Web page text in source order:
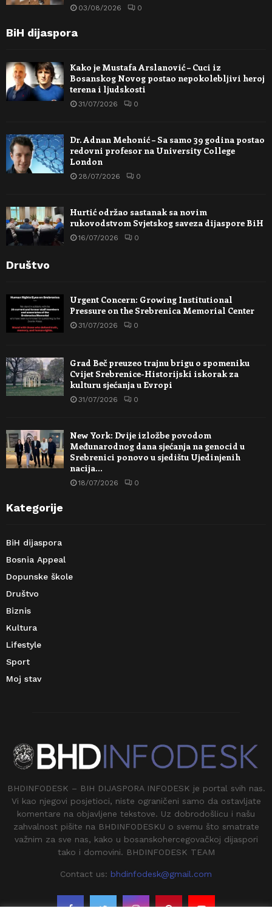
03/08/2026 0
BiH dijaspora
Kako je Mustafa Arslanović – Cuci iz
Bosanskog Novog postao nepokolebljivi heroj
terena i ljudskosti
31/07/2026 0
Dr. Adnan Mehonić – Sa samo 39 godina postao
redovni profesor na University College
London
28/07/2026 0
Hurtić održao sastanak sa novim
rukovodstvom Svjetskog saveza dijaspore BiH
16/07/2026 0
Društvo
Urgent Concern: Growing Institutional
Pressure on the Srebrenica Memorial Center
31/07/2026 0
Grad Beč preuzeo trajnu brigu o spomeniku
Cvijet Srebrenice-Historijski iskorak za
kulturu sjećanja u Evropi
31/07/2026 0
New York: Dvije izložbe povodom
Međunarodnog dana sjećanja na genocid u
Srebrenici ponovo u sjedištu Ujedinjenih
nacija…
18/07/2026 0
Kategorije
BiH dijaspora
Bosnia Appeal
Dopunske škole
Društvo
Biznis
Kultura
Lifestyle
Sport
Moj stav
BHDINFODESK – BIH DIJASPORA INFODESK je portal svih nas.
Vi kao njegovi posjetioci, niste ograničeni samo da ostavljate
komentare na objavljene tekstove. Uz dobrodošlicu i našu
zahvalnost pišite na BHDINFODESKU o svemu što smatrate
važnim za sve nas, kako u bosanskohercegovačkoj dijaspori
tako i domovini. BHDINFODESK TEAM
Contact us: bhdinfodesk@gmail.com